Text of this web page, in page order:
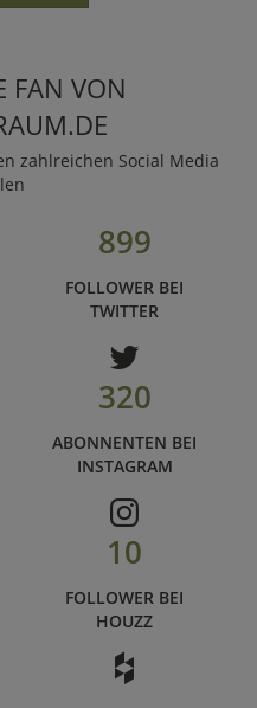
FAN VON
zahlreichen Social Media
899
FOLLOWER BEI
TWITTER
320
ABONNENTEN BEI
INSTAGRAM
10
FOLLOWER BEI
HOUZZ